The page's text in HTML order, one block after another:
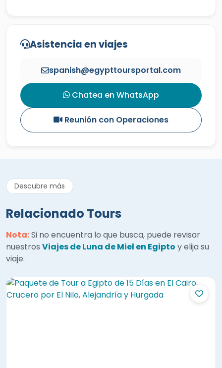
Asistencia en viajes
spanish@egypttoursportal.com
Chatea en WhatsApp
Reunión con Operaciones
Descubre más
Relacionado Tours
Nota:Si no encuentra lo que busca, puede revisar
nuestros Viajes de Luna de Miel en Egipto y elija su
viaje.